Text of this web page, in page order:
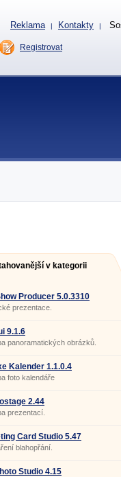
v kategorii
Producer 5.0.3310
prezentace.
9.1.6
panoramatických obrázků.
Kalender 1.1.0.4
foto kalendáře
2.44
prezentací.
Card Studio 5.47
blahopřání.
Studio 4.15
Reklama | Kontakty |
Registrovat